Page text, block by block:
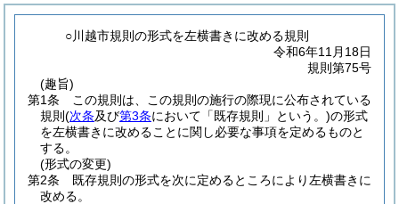
○川越市規則の形式を左横書きに改める規則
令和6年11月18日
規則第75号
(趣旨)
第1条
この規則は、この規則の施行の際現に公布されている
規則 (次条及び第3条において「既存規則」という。)の形式
を左横書きに改めることに関し必要な事項を定めるものと
する。
(形式の変更)
第2条
既存規則の形式を次に定めるところにより左横書きに
改める。